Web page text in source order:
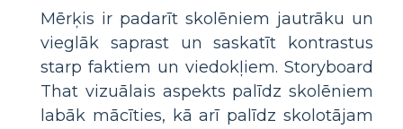
Mērķis ir padarīt skolēniem jautrāku un
vieglāk saprast un saskatīt kontrastus
starp faktiem un viedokļiem. Storyboard
That vizuālais aspekts palīdz skolēniem
labāk mācīties, kā arī palīdz skolotājam